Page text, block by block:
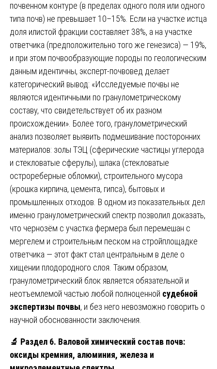
почвенном контуре (в пределах одного поля или одного
типа почв) не превышает 10–15%. Если на участке истца
доля илистой фракции составляет 38%, а на участке
ответчика (предположительно того же генезиса) — 19%,
и при этом почвообразующие породы по геологическим
данным идентичны, эксперт-почвовед делает
категорический вывод: «Исследуемые почвы не
являются идентичными по гранулометрическому
составу, что свидетельствует об их разном
происхождении». Более того, гранулометрический
анализ позволяет выявить подмешивание посторонних
материалов: золы ТЭЦ (сферические частицы углерода
и стекловатые сферулы), шлака (стекловатые
острореберные обломки), строительного мусора
(крошка кирпича, цемента, гипса), бытовых и
промышленных отходов. В одном из показательных дел
именно гранулометрический спектр позволил доказать,
что чернозём с участка фермера был перемешан с
мергелем и строительным песком на стройплощадке
ответчика — этот факт стал центральным в деле о
хищении плодородного слоя. Таким образом,
гранулометрический блок является обязательной и
неотъемлемой частью любой полноценной судебной
экспертизы почвы, и без него невозможно говорить о
научной обоснованности заключения.
🔬 Раздел 6. Валовой химический состав почв:
оксиды кремния, алюминия, железа и